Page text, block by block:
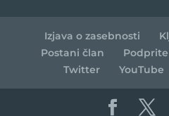
Izjava o zasebnosti
Postani član
Twitter
YouTube